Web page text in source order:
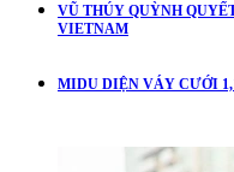
VŨ THÚY QUỲNH
VIETNAM
MIDU DIỆN VÁY CƯỚI